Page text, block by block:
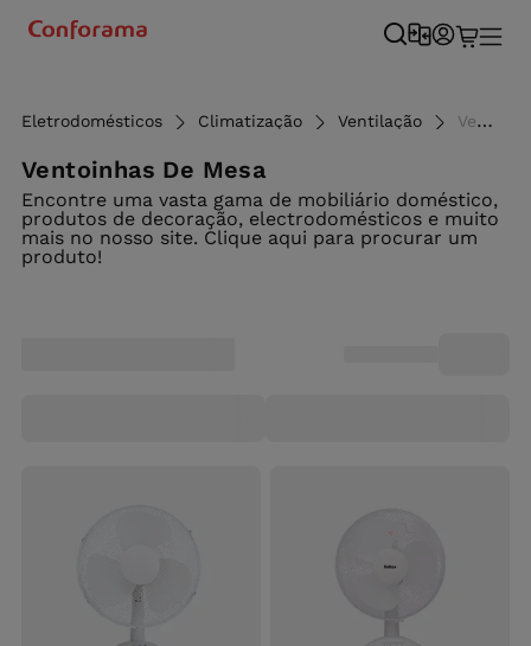
Eletrodomésticos Climatização Ventilação Ventoinhas de mesa - Conforama
Ventoinhas De Mesa
Encontre uma vasta gama de mobiliário doméstico,
produtos de decoração, electrodomésticos e muito
mais no nosso site. Clique aqui para procurar um
produto!